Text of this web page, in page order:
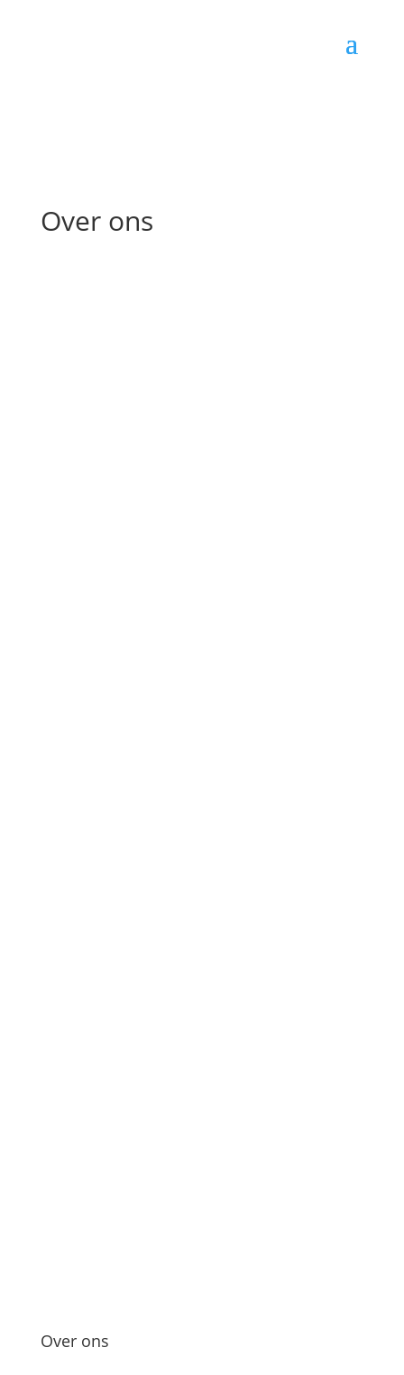
Over ons
Over ons